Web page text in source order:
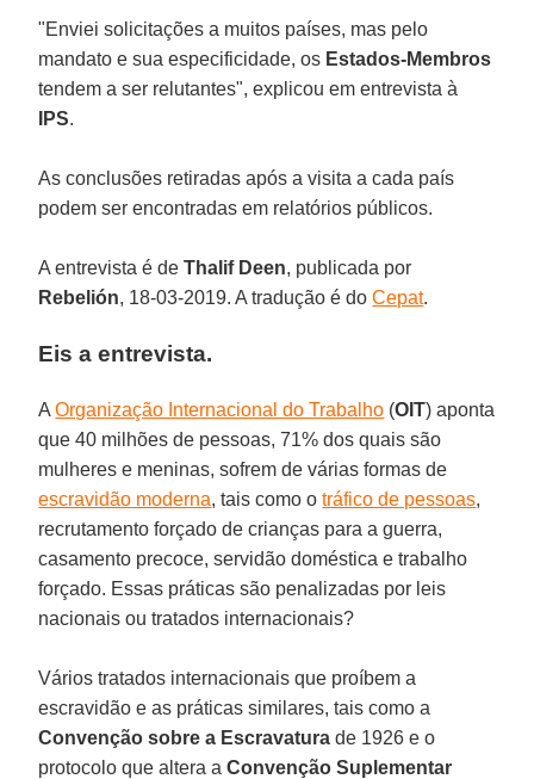
"Enviei solicitações a muitos países, mas pelo
mandato e sua especificidade, os Estados-Membros
tendem a ser relutantes", explicou em entrevista à
IPS.
As conclusões retiradas após a visita a cada país
podem ser encontradas em relatórios públicos.
A entrevista é deThalif Deen, publicada por
Rebelión, 18-03-2019. A tradução é doCepat.
Eis a entrevista.
AOrganização Internacional do Trabalho (OIT) aponta
que 40 milhões de pessoas, 71% dos quais são
mulheres e meninas, sofrem de várias formas de
escravidão moderna, tais como otráfico de pessoas,
recrutamento forçado de crianças para a guerra,
casamento precoce, servidão doméstica e trabalho
forçado. Essas práticas são penalizadas por leis
nacionais ou tratados internacionais?
Vários tratados internacionais que proíbem a
escravidão e as práticas similares, tais como a
Convenção sobre a Escravatura de 1926 e o
protocolo que altera aConvenção Suplementar